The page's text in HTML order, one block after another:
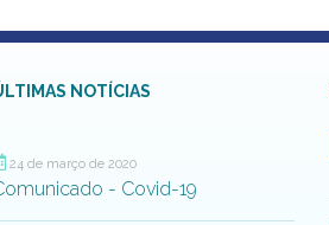
NOTÍCIAS
24 de março de 2020
- Covid-19